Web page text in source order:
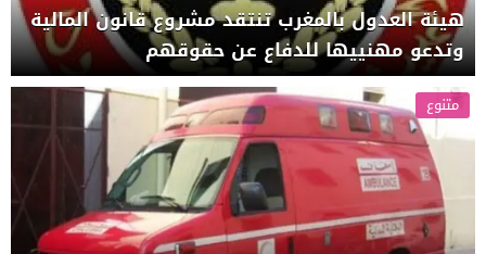
هيئة العدول بالمغرب تنتقد مشروع قانون المالية
وتدعو مهنييها للدفاع عن حقوقهم
متنوع